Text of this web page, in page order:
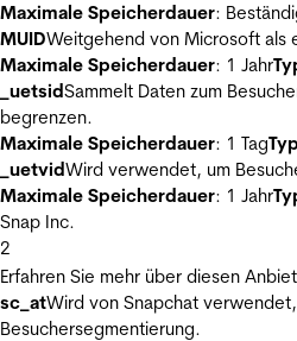
Maximale Speicherdauer:
MUIDWeitgehend von Microsoft als
Maximale Speicherdauer: 1 Jahr
_uetsidSammelt Daten zum
begrenzen.
Maximale Speicherdauer: 1 TagTyp
_uetvidWird verwendet, um
Maximale Speicherdauer: 1 Jahr
Snap Inc.
2
Erfahren Sie mehr über diesen
sc_atWird von Snapchat
Besuchersegmentierung.